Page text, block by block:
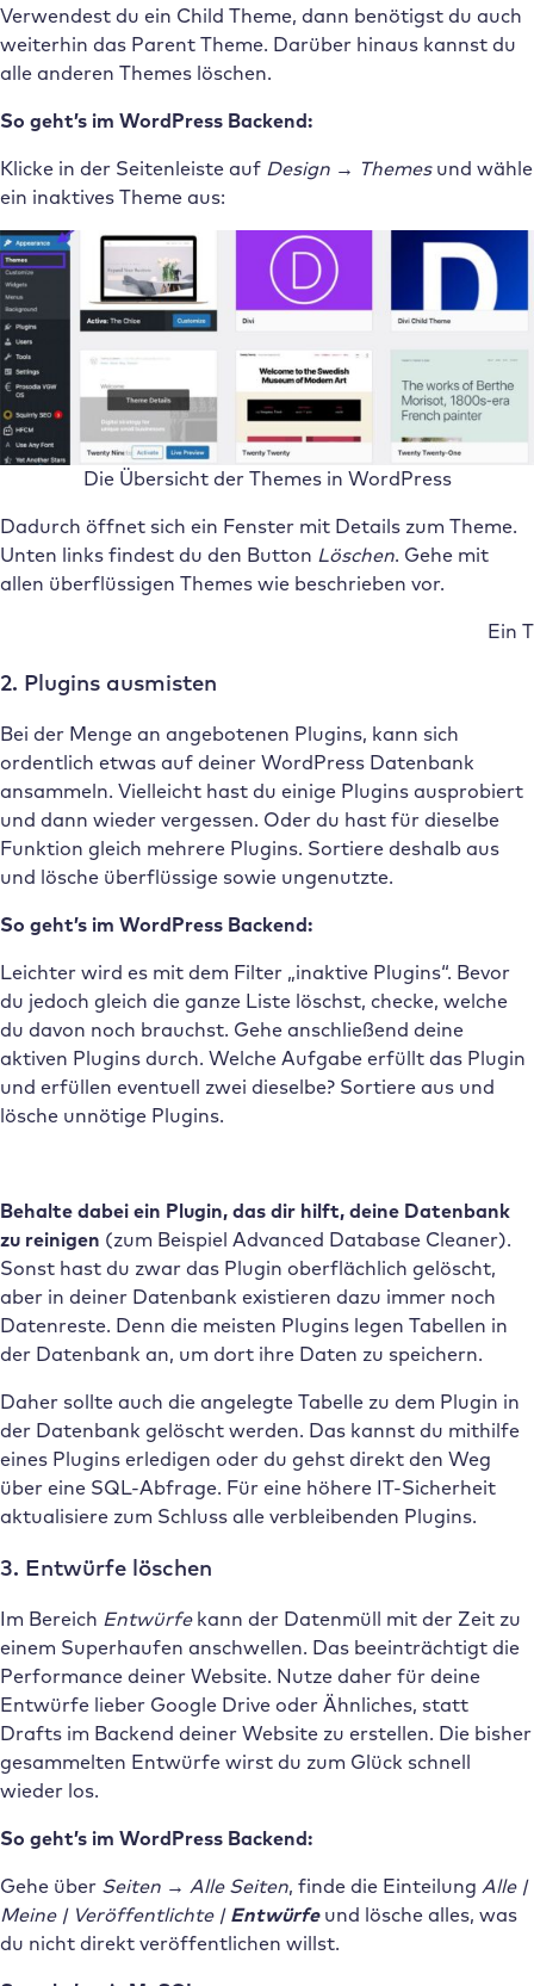
Verwendest du ein Child Theme, dann benötigst du auch
weiterhin das Parent Theme. Darüber hinaus kannst du
alle anderen Themes löschen.
So geht’s im WordPress Backend:
Klicke in der Seitenleiste auf Design → Themes und wähle
ein inaktives Theme aus:
Die Übersicht der Themes in WordPress
Dadurch öffnet sich ein Fenster mit Details zum Theme.
Unten links findest du den Button Löschen. Gehe mit
allen überflüssigen Themes wie beschrieben vor.
Ein
2. Plugins ausmisten
Bei der Menge an angebotenen Plugins, kann sich
ordentlich etwas auf deiner WordPress Datenbank
ansammeln. Vielleicht hast du einige Plugins ausprobiert
und dann wieder vergessen. Oder du hast für dieselbe
Funktion gleich mehrere Plugins. Sortiere deshalb aus
und lösche überflüssige sowie ungenutzte.
So geht’s im WordPress Backend:
Leichter wird es mit dem Filter „inaktive Plugins“. Bevor
du jedoch gleich die ganze Liste löschst, checke, welche
du davon noch brauchst. Gehe anschließend deine
aktiven Plugins durch. Welche Aufgabe erfüllt das Plugin
und erfüllen eventuell zwei dieselbe? Sortiere aus und
lösche unnötige Plugins.
Behalte dabei ein Plugin, das dir hilft, deine Datenbank
zu reinigen (zum Beispiel Advanced Database Cleaner).
Sonst hast du zwar das Plugin oberflächlich gelöscht,
aber in deiner Datenbank existieren dazu immer noch
Datenreste. Denn die meisten Plugins legen Tabellen in
der Datenbank an, um dort ihre Daten zu speichern.
Daher sollte auch die angelegte Tabelle zu dem Plugin in
der Datenbank gelöscht werden. Das kannst du mithilfe
eines Plugins erledigen oder du gehst direkt den Weg
über eine SQL-Abfrage. Für eine höhere IT-Sicherheit
aktualisiere zum Schluss alle verbleibenden Plugins.
3. Entwürfe löschen
Im Bereich Entwürfekann der Datenmüll mit der Zeit zu
einem Superhaufen anschwellen. Das beeinträchtigt die
Performance deiner Website. Nutze daher für deine
Entwürfe lieber Google Drive oder Ähnliches, statt
Drafts im Backend deiner Website zu erstellen. Die bisher
gesammelten Entwürfe wirst du zum Glück schnell
wieder los.
So geht’s im WordPress Backend:
Gehe über Seiten → Alle Seiten, finde die Einteilung Alle |
Meine | Veröffentlichte | Entwürfe und lösche alles, was
du nicht direkt veröffentlichen willst.